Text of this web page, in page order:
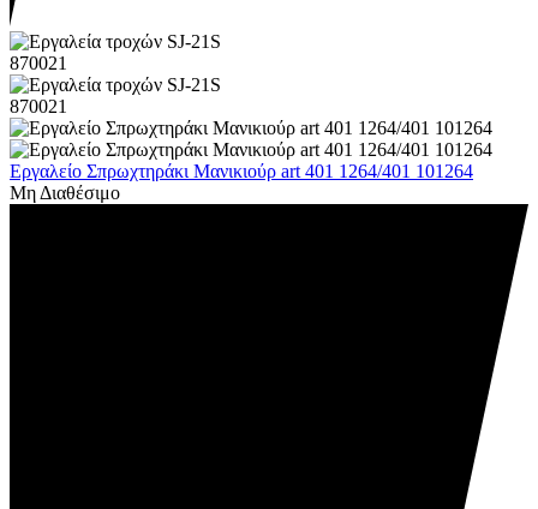
Εργαλείο Σπρωχτηράκι Μανικιούρ art 401 1264/401 101264
Μη Διαθέσιμο